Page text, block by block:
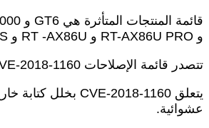
و RT-AX86U PRO و RT -AX86U و RT-AX86S و RT-AX82U و RT-AX58U و RT-AX3000 و TUF-AX6000 و TUF-AX5400.
تتصدر قائمة الإصلاحات CVE-2018-1160 و CVE-2022-26376. وكلاهما مصنف 9.8 من 10 كحد أقصى في نظام تسجيل CVSS.
عشوائية.